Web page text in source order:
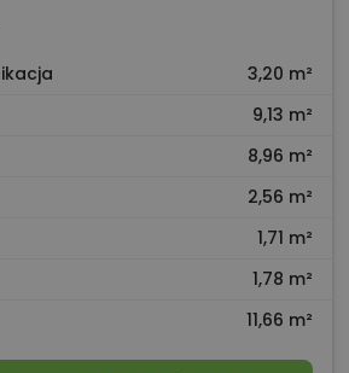
3,20 m²
9,13 m²
8,96 m²
2,56 m²
1,71 m²
1,78 m²
11,66 m²